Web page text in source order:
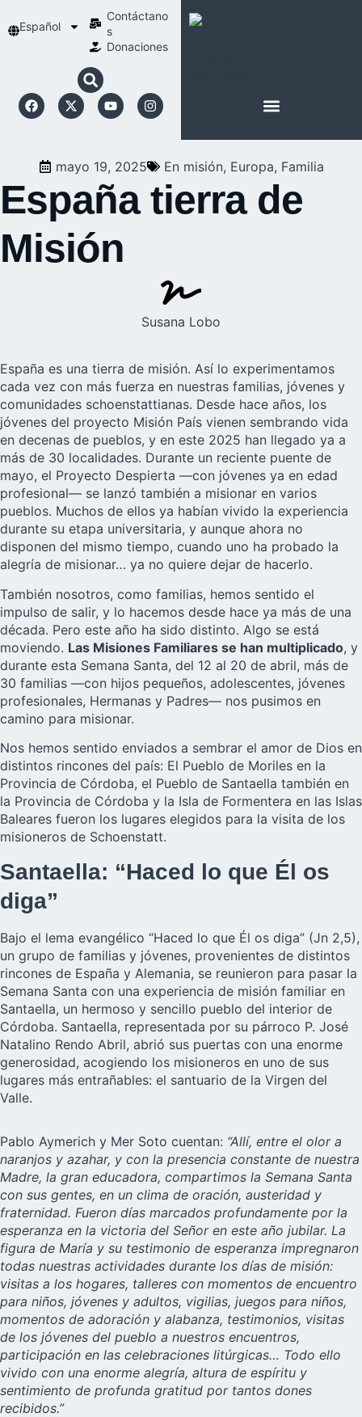
Español
Contáctano
s
Donaciones
mayo 19, 2025 En misión, Europa, Familia
España tierra de
Misión
Susana Lobo
España es una tierra de misión. Así lo experimentamos
cada vez con más fuerza en nuestras familias, jóvenes y
comunidades schoenstattianas. Desde hace años, los
jóvenes del proyecto Misión País vienen sembrando vida
en decenas de pueblos, y en este 2025 han llegado ya a
más de 30 localidades. Durante un reciente puente de
mayo, el Proyecto Despierta —con jóvenes ya en edad
profesional— se lanzó también a misionar en varios
pueblos. Muchos de ellos ya habían vivido la experiencia
durante su etapa universitaria, y aunque ahora no
disponen del mismo tiempo, cuando uno ha probado la
alegría de misionar… ya no quiere dejar de hacerlo.
También nosotros, como familias, hemos sentido el
impulso de salir, y lo hacemos desde hace ya más de una
década. Pero este año ha sido distinto. Algo se está
moviendo. Las Misiones Familiares se han multiplicado, y
durante esta Semana Santa, del 12 al 20 de abril, más de
30 familias —con hijos pequeños, adolescentes, jóvenes
profesionales, Hermanas y Padres— nos pusimos en
camino para misionar.
Nos hemos sentido enviados a sembrar el amor de Dios en
distintos rincones del país: El Pueblo de Moriles en la
Provincia de Córdoba, el Pueblo de Santaella también en
la Provincia de Córdoba y la Isla de Formentera en las Islas
Baleares fueron los lugares elegidos para la visita de los
misioneros de Schoenstatt.
Santaella: “Haced lo que Él os
diga”
Bajo el lema evangélico “Haced lo que Él os diga” (Jn 2,5),
un grupo de familias y jóvenes, provenientes de distintos
rincones de España y Alemania, se reunieron para pasar la
Semana Santa con una experiencia de misión familiar en
Santaella, un hermoso y sencillo pueblo del interior de
Córdoba. Santaella, representada por su párroco P. José
Natalino Rendo Abril, abrió sus puertas con una enorme
generosidad, acogiendo los misioneros en uno de sus
lugares más entrañables: el santuario de la Virgen del
Valle.
Pablo Aymerich y Mer Soto cuentan: “Allí, entre el olor a
naranjos y azahar, y con la presencia constante de nuestra
Madre, la gran educadora, compartimos la Semana Santa
con sus gentes, en un clima de oración, austeridad y
fraternidad. Fueron días marcados profundamente por la
esperanza en la victoria del Señor en este año jubilar. La
figura de María y su testimonio de esperanza impregnaron
todas nuestras actividades durante los días de misión:
visitas a los hogares, talleres con momentos de encuentro
para niños, jóvenes y adultos, vigilias, juegos para niños,
momentos de adoración y alabanza, testimonios, visitas
de los jóvenes del pueblo a nuestros encuentros,
participación en las celebraciones litúrgicas… Todo ello
vivido con una enorme alegría, altura de espíritu y
sentimiento de profunda gratitud por tantos dones
recibidos.”